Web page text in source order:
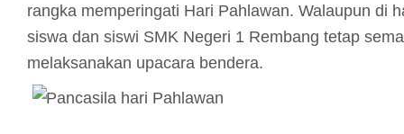
rangka memperingati Hari Pahlawan. Walaupun di
siswa dan siswi SMK Negeri 1 Rembang tetap
melaksanakan upacara bendera.